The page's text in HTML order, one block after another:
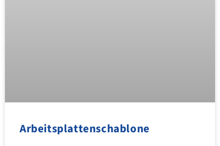
Arbeitsplattenschablone